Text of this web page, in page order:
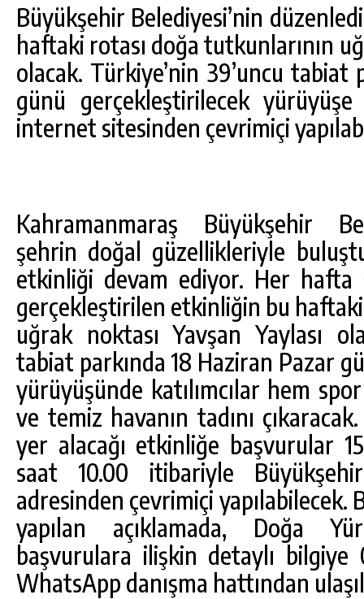
Büyükşehir Belediyesi’nin
haftaki rotası doğa tutkunlarının
olacak. Türkiye’nin 39’uncu tabiat
günü gerçekleştirilecek yürüyüşe
internet sitesinden çevrimiçi
Kahramanmaraş Büyükşehir
şehrin doğal güzellikleriyle
etkinliği devam ediyor. Her hafta
gerçekleştirilen etkinliğin bu
uğrak noktası Yavşan Yaylası
tabiat parkında 18 Haziran Pazar
yürüyüşünde katılımcılar hem
ve temiz havanın tadını çıkaracak.
yer alacağı etkinliğe başvurular
saat 10.00 itibariyle
adresinden çevrimiçi yapılabilecek.
yapılan açıklamada, Doğa
başvurulara ilişkin detaylı bilgiye
WhatsApp danışma hattından